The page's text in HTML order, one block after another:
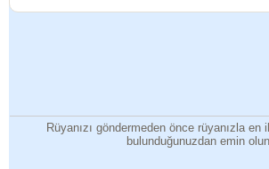
Rüyanızı göndermeden önce rüyanızla en
bulunduğunuzdan emin